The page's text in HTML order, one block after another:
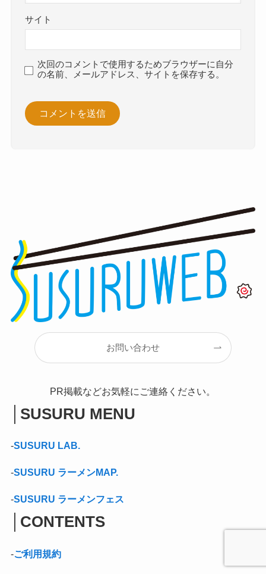
サイト
次回のコメントで使用するためブラウザーに自分
の名前、メールアドレス、サイトを保存する。
お問い合わせ
PR掲載などお気軽にご連絡ください。
SUSURU MENU
-SUSURU LAB.
-SUSURU ラーメンMAP.
-SUSURU ラーメンフェス
CONTENTS
-ご利用規約